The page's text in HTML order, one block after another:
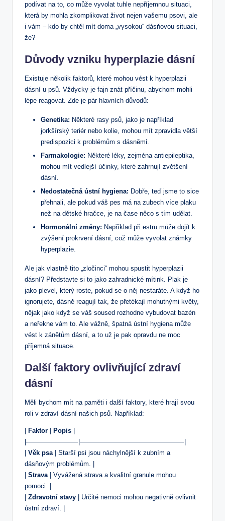
podívat na to, co může vyvolat tuhle nepříjemnou situaci,
která by mohla zkomplikovat život nejen vašemu psovi, ale
i vám – kdo by chtěl mít doma „vysokou“ dásňovou situaci,
že?
Důvody vzniku hyperplazie dásní
Existuje několik faktorů, které mohou vést k hyperplazii
dásní u psů. Vždycky je fajn znát příčinu, abychom mohli
lépe reagovat. Zde je pár hlavních důvodů:
Genetika: Některé rasy psů, jako je například
jorkšírský teriér nebo kolie, mohou mít zpravidla větší
predispozici k problémům s dásněmi.
Farmakologie: Některé léky, zejména antiepileptika,
mohou mít vedlejší účinky, které zahrnují zvětšení
dásní.
Nedostatečná ústní hygiena: Dobře, teď jsme to sice
přehnali, ale pokud váš pes má na zubech více plaku
než na dětské hračce, je na čase něco s tím udělat.
Hormonální změny: Například při estru může dojít k
zvýšení prokrvení dásní, což může vyvolat známky
hyperplazie.
Ale jak vlastně tito „zločinci“ mohou spustit hyperplazii
dásní? Představte si to jako zahradnické mítink. Plak je
jako plevel, který roste, pokud se o něj nestaráte. A když ho
ignorujete, dásně reagují tak, že přetékají mohutnými květy,
nějak jako když se váš soused rozhodne vybudovat bazén
a neřekne vám to. Ale vážně, špatná ústní hygiena může
vést k zánětům dásní, a to už je pak opravdu ne moc
příjemná situace.
Další faktory ovlivňující zdraví
dásní
Měli bychom mít na paměti i další faktory, které hrají svou
roli v zdraví dásní našich psů. Například:
Faktor Popis
|————————|————————————————|
Věk psa| Starší psi jsou náchylnější k zubním a
dásňovým problémům. |
Strava| Vyvážená strava a kvalitní granule mohou
pomoci. |
Zdravotní stavy | Určité nemoci mohou negativně ovlivnit
ústní zdraví. |